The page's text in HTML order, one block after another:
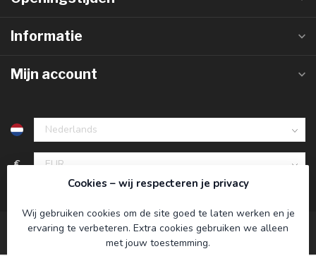
Informatie
Mijn account
€
Cookies – wij respecteren je privacy
Wij gebruiken cookies om de site goed te laten werken en je
ervaring te verbeteren. Extra cookies gebruiken we alleen
met jouw toestemming.